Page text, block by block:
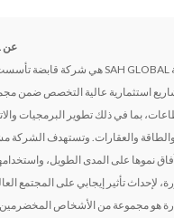
عن
استثمارية عالية التخصص ضمن
بما في ذلك تطوير البرمجيات
والعقارات. وتستهدف الشركة
نموها على المدى الطويل،
لإحداث تأثير إيجابي على المجتمع
هو مجموعة من الأشخاص